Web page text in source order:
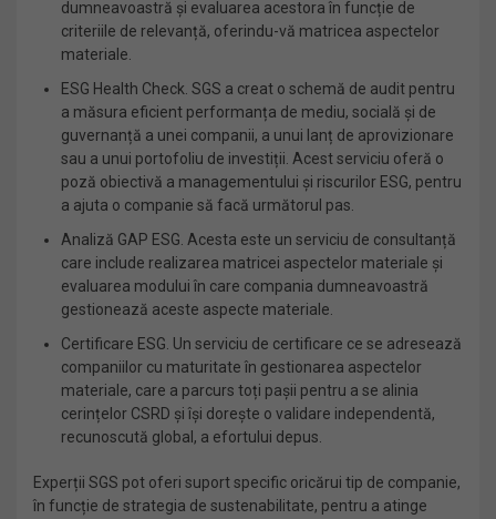
dumneavoastră și evaluarea acestora în funcție de
criteriile de relevanță, oferindu-vă matricea aspectelor
materiale.
ESG Health Check. SGS a creat o schemă de audit pentru
a măsura eficient performanța de mediu, socială și de
guvernanță a unei companii, a unui lanț de aprovizionare
sau a unui portofoliu de investiții. Acest serviciu oferă o
poză obiectivă a managementului și riscurilor ESG, pentru
a ajuta o companie să facă următorul pas.
Analiză GAP ESG. Acesta este un serviciu de consultanță
care include realizarea matricei aspectelor materiale și
evaluarea modului în care compania dumneavoastră
gestionează aceste aspecte materiale.
Certificare ESG. Un serviciu de certificare ce se adresează
companiilor cu maturitate în gestionarea aspectelor
materiale, care a parcurs toți pașii pentru a se alinia
cerințelor CSRD și își dorește o validare independentă,
recunoscută global, a efortului depus.
Experții SGS pot oferi suport specific oricărui tip de companie,
în funcție de strategia de sustenabilitate, pentru a atinge